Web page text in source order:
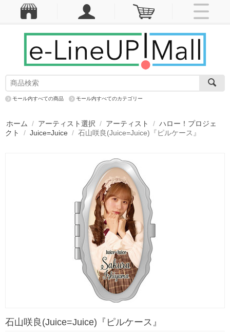
モール内すべての商品 モール内すべてのカテゴリー
ホーム / アーティスト選択 / アーティスト / ハロー！プロジェ
クト
/ Juice=Juice / 石山咲良(Juice=Juice)『ピルケース』
石山咲良(Juice=Juice)『ピルケース』